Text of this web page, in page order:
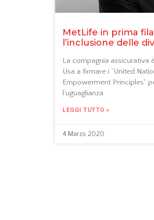
MetLife in prima
l’inclusione delle
La compagnia assicurativa
Usa a firmare i “United
Empowerment Principles”
l’uguaglianza
LEGGI TUTTO »
4 Marzo 2020